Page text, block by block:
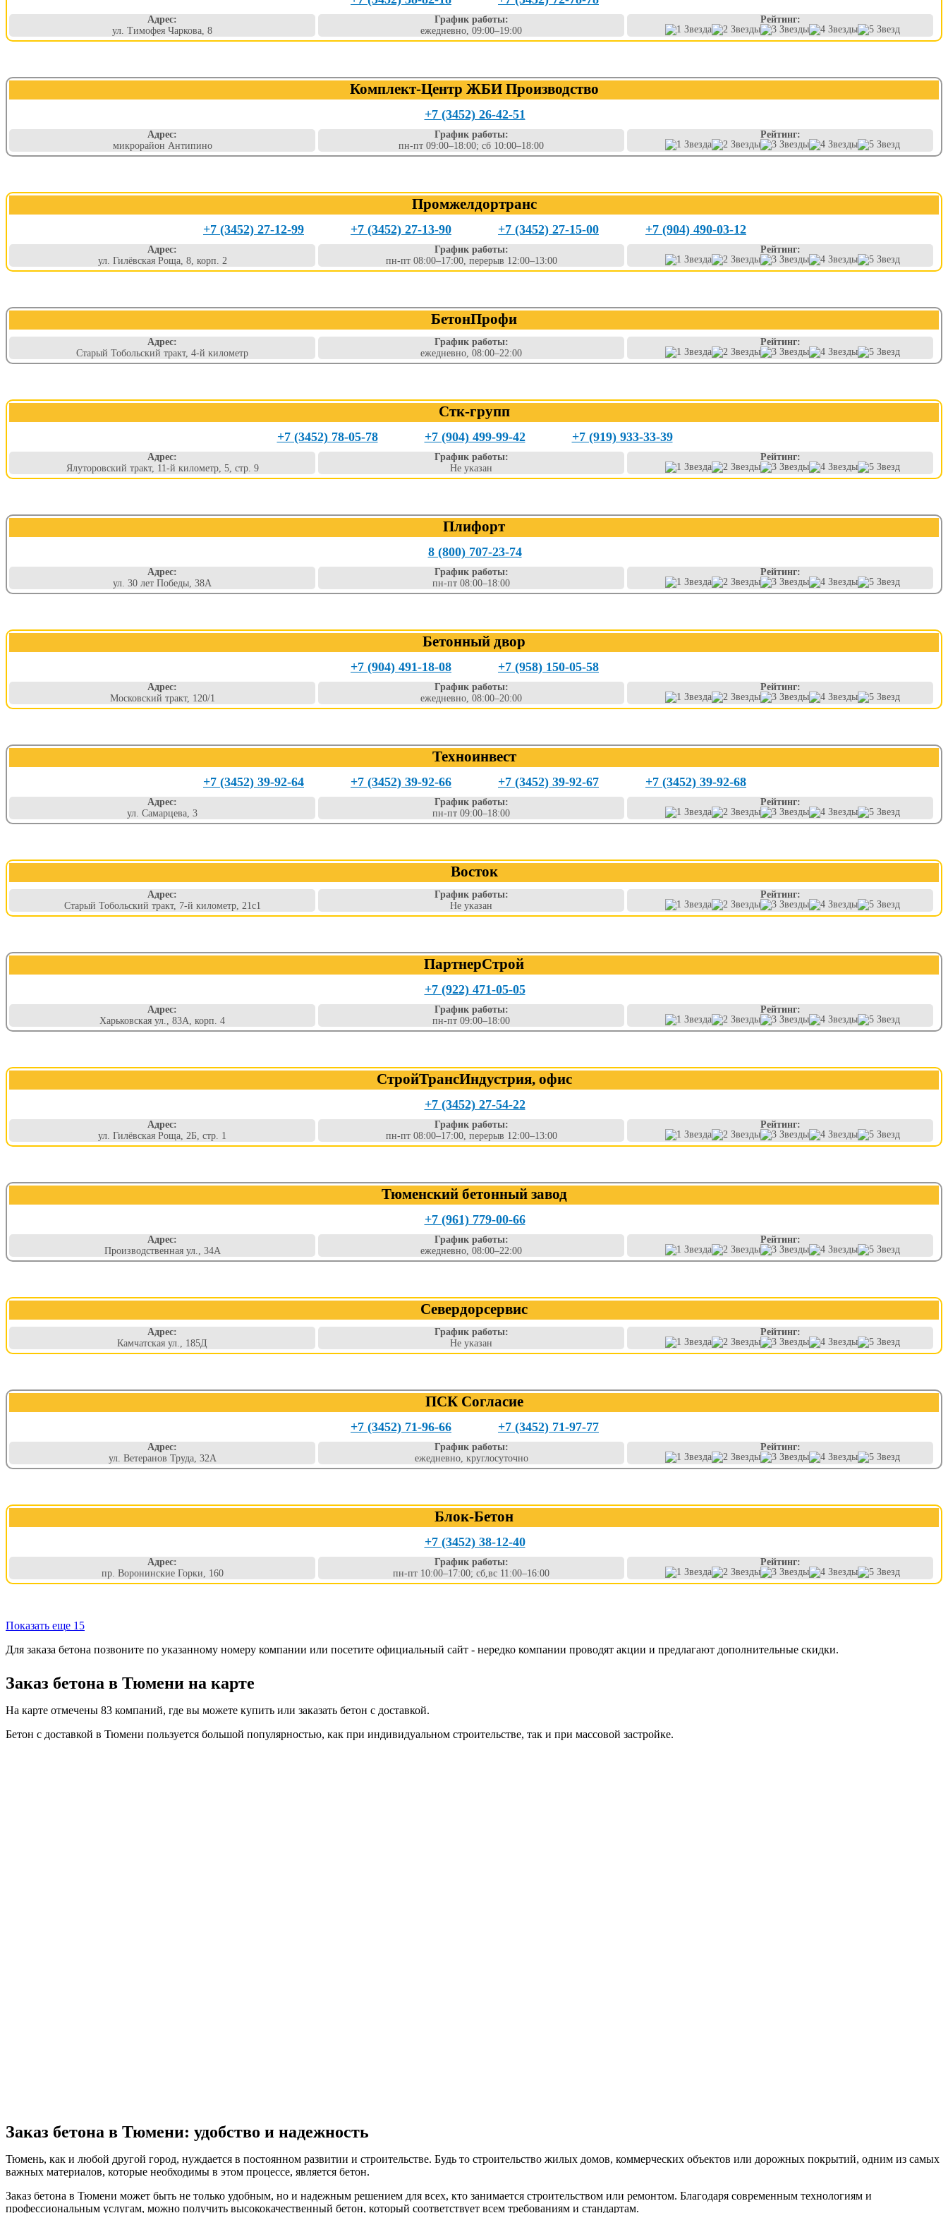
Адрес:
ул. Тимофея Чаркова, 8
График работы:
ежедневно, 09:00–19:00
Рейтинг:
Комплект-Центр ЖБИ Производство
+7 (3452) 26-42-51
Адрес:
микрорайон Антипино
График работы:
пн-пт 09:00–18:00; сб 10:00–18:00
Рейтинг:
Промжелдортранс
+7 (3452) 27-12-99 +7 (3452) 27-13-90 +7 (3452) 27-15-00 +7 (904) 490-03-12
Адрес:
ул. Гилёвская Роща, 8, корп. 2
График работы:
пн-пт 08:00–17:00, перерыв 12:00–13:00
Рейтинг:
БетонПрофи
Адрес:
Старый Тобольский тракт, 4-й километр
График работы:
ежедневно, 08:00–22:00
Рейтинг:
Стк-групп
+7 (3452) 78-05-78 +7 (904) 499-99-42 +7 (919) 933-33-39
Адрес:
Ялуторовский тракт, 11-й километр, 5, стр. 9
График работы:
Не указан
Рейтинг:
Плифорт
8 (800) 707-23-74
Адрес:
ул. 30 лет Победы, 38А
График работы:
пн-пт 08:00–18:00
Рейтинг:
Бетонный двор
+7 (904) 491-18-08 +7 (958) 150-05-58
Адрес:
Московский тракт, 120/1
График работы:
ежедневно, 08:00–20:00
Рейтинг:
Техноинвест
+7 (3452) 39-92-64 +7 (3452) 39-92-66 +7 (3452) 39-92-67 +7 (3452) 39-92-68
Адрес:
ул. Самарцева, 3
График работы:
пн-пт 09:00–18:00
Рейтинг:
Восток
Адрес:
Старый Тобольский тракт, 7-й километр, 21с1
График работы:
Не указан
Рейтинг:
ПартнерСтрой
+7 (922) 471-05-05
Адрес:
Харьковская ул., 83А, корп. 4
График работы:
пн-пт 09:00–18:00
Рейтинг:
СтройТрансИндустрия, офис
+7 (3452) 27-54-22
Адрес:
ул. Гилёвская Роща, 2Б, стр. 1
График работы:
пн-пт 08:00–17:00, перерыв 12:00–13:00
Рейтинг:
Тюменский бетонный завод
+7 (961) 779-00-66
Адрес:
Производственная ул., 34А
График работы:
ежедневно, 08:00–22:00
Рейтинг:
Севердорсервис
Адрес:
Камчатская ул., 185Д
График работы:
Не указан
Рейтинг:
ПСК Согласие
+7 (3452) 71-96-66 +7 (3452) 71-97-77
Адрес:
ул. Ветеранов Труда, 32А
График работы:
ежедневно, круглосуточно
Рейтинг:
Блок-Бетон
+7 (3452) 38-12-40
Адрес:
пр. Воронинские Горки, 160
График работы:
пн-пт 10:00–17:00; сб,вс 11:00–16:00
Рейтинг:
Показать еще 15
Для заказа бетона позвоните по указанному номеру компании или посетите официальный сайт - нередко компании проводят акции и предлагают дополнительные скидки.
Заказ бетона в Тюмени на карте
На карте отмечены 83 компаний, где вы можете купить или заказать бетон с доставкой.
Бетон с доставкой в Тюмени пользуется большой популярностью, как при индивидуальном строительстве, так и при массовой застройке.
Заказ бетона в Тюмени: удобство и надежность
Тюмень, как и любой другой город, нуждается в постоянном развитии и строительстве. Будь то строительство жилых домов, коммерческих объектов или дорожных покрытий, одним из самых
важных материалов, которые необходимы в этом процессе, является бетон.
Заказ бетона в Тюмени может быть не только удобным, но и надежным решением для всех, кто занимается строительством или ремонтом. Благодаря современным технологиям и
профессиональным услугам, можно получить высококачественный бетон, который соответствует всем требованиям и стандартам.